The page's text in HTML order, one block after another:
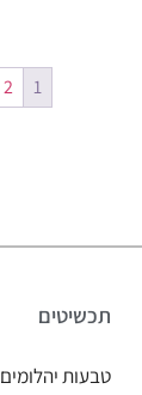
1
2
תכשיטים
טבעות יהלומים